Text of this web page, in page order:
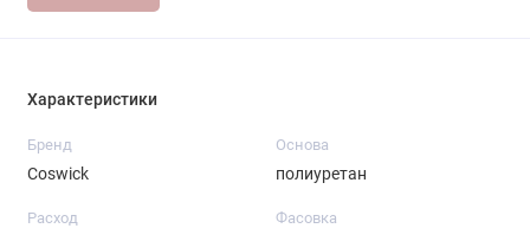
Характеристики
Бренд
Coswick
Основа
полиуретан
Расход Фасовка